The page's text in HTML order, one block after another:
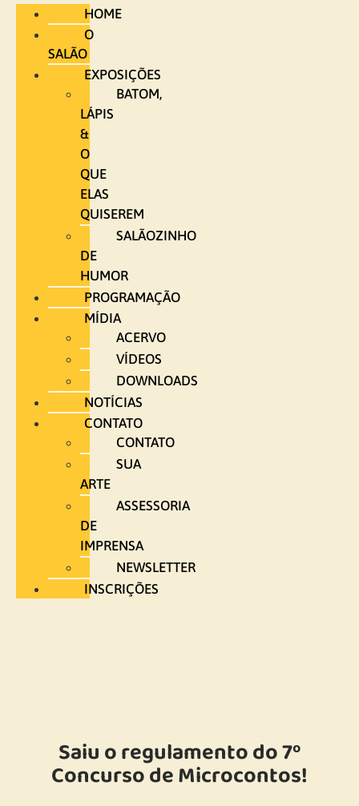
HOME
O
SALÃO
EXPOSIÇÕES
BATOM,
LÁPIS
&
O
QUE
ELAS
QUISEREM
SALÃOZINHO
DE
HUMOR
PROGRAMAÇÃO
MÍDIA
ACERVO
VÍDEOS
DOWNLOADS
NOTÍCIAS
CONTATO
CONTATO
SUA
ARTE
ASSESSORIA
DE
IMPRENSA
NEWSLETTER
INSCRIÇÕES
Saiu o regulamento do 7º
Concurso de Microcontos!